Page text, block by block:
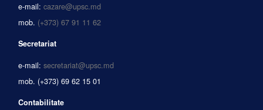
e-mail: cazare@upsc.md
mob. (+373) 67 91 11 62
Secretariat
e-mail: secretariat@upsc.md
mob. (+373) 69 62 15 01
Contabilitate